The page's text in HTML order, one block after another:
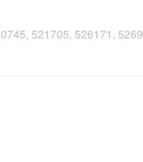
521705, 526171,